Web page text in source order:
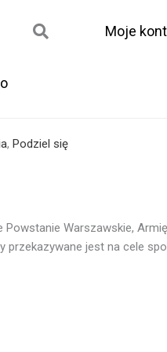
Moje
, Podziel się
Warszawskie,
przekazywane jest na cele